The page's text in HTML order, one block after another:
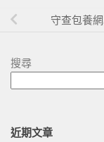
守查包養
搜尋
近期文章